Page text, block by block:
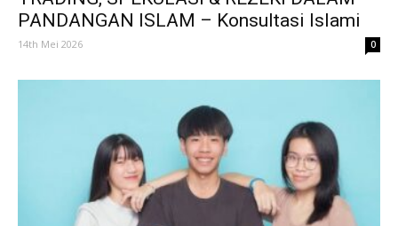
PANDANGAN ISLAM – Konsultasi Islami
14th Mei 2026 0